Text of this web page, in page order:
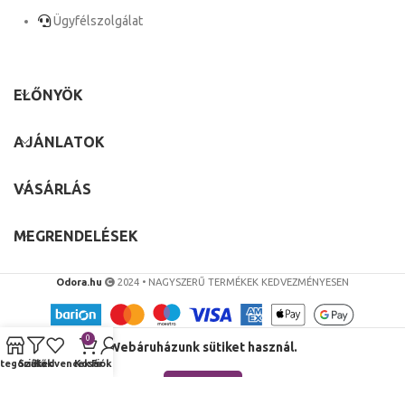
Ügyfélszolgálat
ELŐNYÖK
AJÁNLATOK
VÁSÁRLÁS
MEGRENDELÉSEK
Odora.hu 2024 • NAGYSZERŰ TERMÉKEK KEDVEZMÉNYESEN
Webáruházunk sütiket használ.
RENDBEN
SzűrőkKedvencek
0
KosárFiókom